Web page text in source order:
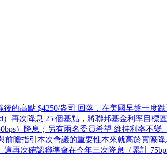
的高點 $4250/盎司 回落，在美國早盤一度
次降息 25 個基點，將聯邦基金利率目標區
）降息；另有兩名委員希望 維持利率不
瞻指引本次會議的重要性本來就高於實際
再次確認聯準會在今年三次降息（累計